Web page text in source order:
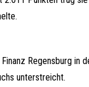
Regensburg in
unterstreicht.